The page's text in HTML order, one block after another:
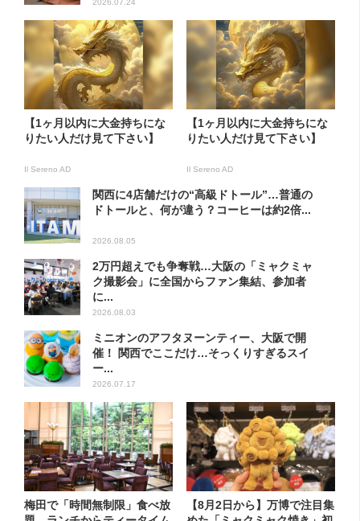
2026.07.24
【1ヶ月以内に大金持ちにな
りたい人だけ見て下さい】
Il Sereno AD
【1ヶ月以内に大金持ちにな
りたい人だけ見て下さい】
Il Sereno AD
関西に4店舗だけの“高級ドトール”…普通の
ドトールと、何が違う？コーヒーは約2倍...
2026.08.05
2万円超えでも争奪戦…大阪の「ミャクミャ
ク撮影会」に全国からファン集結、参加者
に...
2026.08.03
ミニオンのアフタヌーンティー、大阪で開
催！ 関西でここだけ…そっくりすぎるスイ
ー...
2026.07.17
梅田で「時間無制限」食べ放
【8月2日から】万博で注目集